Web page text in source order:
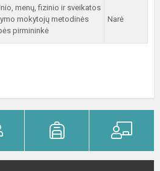
menų, fizinio ir sveikatos
mokytojų metodinės
pirmininkė
Narė